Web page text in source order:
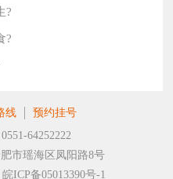
?
?
线
预约挂号
64252222
市瑶海区凤阳路8号
皖ICP备05013390号-1